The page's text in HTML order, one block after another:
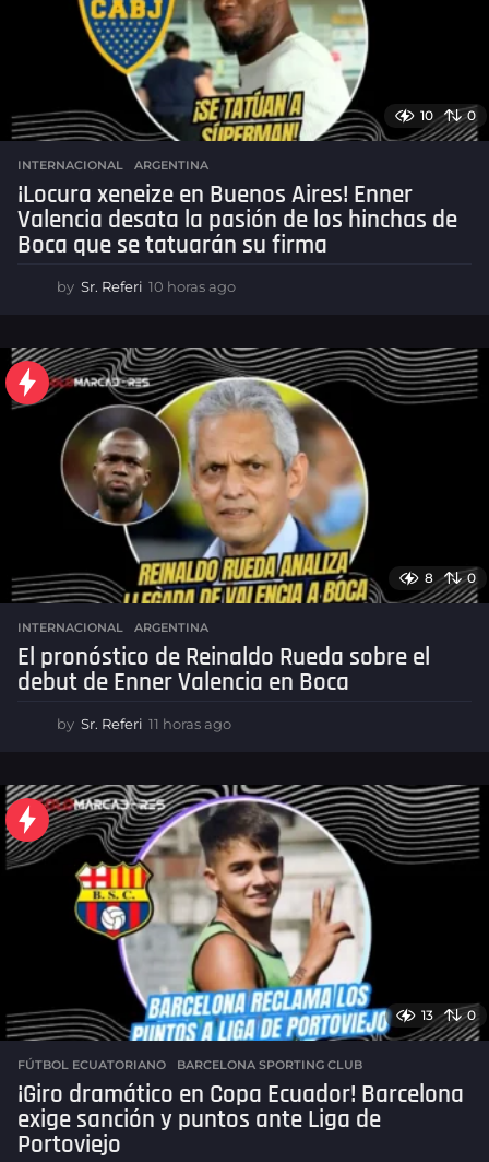
o
r
i
a
n
10 0
INTERNACIONAL ,ARGENTINA
¡Locura xeneize en Buenos Aires! Enner
Valencia desata la pasión de los hinchas de
Boca que se tatuarán su firma
by Sr. Referi 10 horas ago
o
r
a
s
a
g
o
8 0
INTERNACIONAL ,ARGENTINA
El pronóstico de Reinaldo Rueda sobre el
debut de Enner Valencia en Boca
by Sr. Referi 11 horas ago
o
r
s
a
g
o
13 0
FÚTBOL ECUATORIANO ,BARCELONA SPORTING CLUB
¡Giro dramático en Copa Ecuador! Barcelona
exige sanción y puntos ante Liga de
Portoviejo